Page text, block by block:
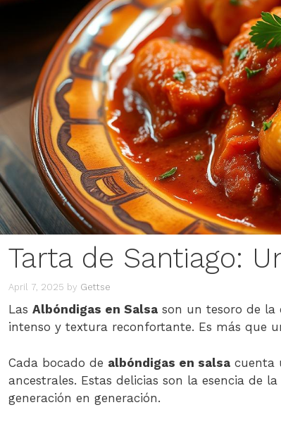
Tarta de Santiago:
April 7, 2025 by Gettse
Las Albóndigas en Salsa son un tesoro de la
intenso y textura reconfortante. Es más que
Cada bocado de albóndigas en salsa cuenta
ancestrales. Estas delicias son la esencia de
generación en generación.